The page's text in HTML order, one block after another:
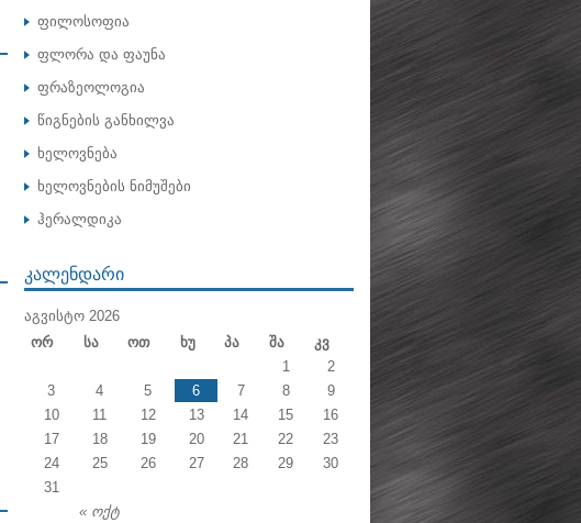
ფილოსოფია
ფლორა და ფაუნა
ფრაზეოლოგია
წიგნების განხილვა
ხელოვნება
ხელოვნების ნიმუშები
ჰერალდიკა
ᲙᲐᲚᲔᲜᲓᲐᲠᲘ
ᲐᲒᲕᲘᲡᲢᲝ 2026
Ორ
Სა Ოთ Ხუ Პა Შა Კვ
« ოქტ
1
2
3
4 5 6 7 8
9
10
11 12 13 14 15
16
17
18 19 20 21 22
23
24
25 26 27 28 29
30
31